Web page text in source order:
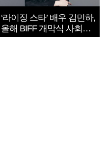
‘라이징 스타’ 배우 김민하,
올해 BIFF 개막식 사회자
확정